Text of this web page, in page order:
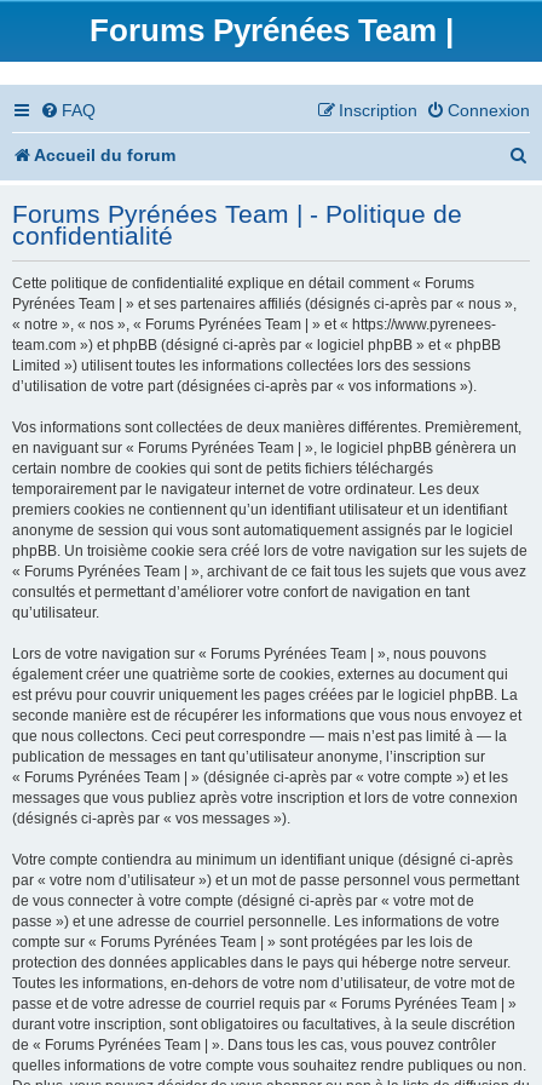
Forums Pyrénées Team |
FAQ Connexion
Inscription
Accueil du forum
h
Forums Pyrénées Team | - Politique de
confidentialité
Cette politique de confidentialité explique en détail comment « Forums
Pyrénées Team | » et ses partenaires affiliés (désignés ci-après par « nous »,
« notre », « nos », « Forums Pyrénées Team | » et « https://www.pyrenees-
team.com ») et phpBB (désigné ci-après par « logiciel phpBB » et « phpBB
Limited ») utilisent toutes les informations collectées lors des sessions
d’utilisation de votre part (désignées ci-après par « vos informations »).
Vos informations sont collectées de deux manières différentes. Premièrement,
en naviguant sur « Forums Pyrénées Team | », le logiciel phpBB génèrera un
certain nombre de cookies qui sont de petits fichiers téléchargés
temporairement par le navigateur internet de votre ordinateur. Les deux
premiers cookies ne contiennent qu’un identifiant utilisateur et un identifiant
anonyme de session qui vous sont automatiquement assignés par le logiciel
phpBB. Un troisième cookie sera créé lors de votre navigation sur les sujets de
« Forums Pyrénées Team | », archivant de ce fait tous les sujets que vous avez
consultés et permettant d’améliorer votre confort de navigation en tant
qu’utilisateur.
Lors de votre navigation sur « Forums Pyrénées Team | », nous pouvons
également créer une quatrième sorte de cookies, externes au document qui
est prévu pour couvrir uniquement les pages créées par le logiciel phpBB. La
seconde manière est de récupérer les informations que vous nous envoyez et
que nous collectons. Ceci peut correspondre — mais n’est pas limité à — la
publication de messages en tant qu’utilisateur anonyme, l’inscription sur
« Forums Pyrénées Team | » (désignée ci-après par « votre compte ») et les
messages que vous publiez après votre inscription et lors de votre connexion
(désignés ci-après par « vos messages »).
Votre compte contiendra au minimum un identifiant unique (désigné ci-après
par « votre nom d’utilisateur ») et un mot de passe personnel vous permettant
de vous connecter à votre compte (désigné ci-après par « votre mot de
passe ») et une adresse de courriel personnelle. Les informations de votre
compte sur « Forums Pyrénées Team | » sont protégées par les lois de
protection des données applicables dans le pays qui héberge notre serveur.
Toutes les informations, en-dehors de votre nom d’utilisateur, de votre mot de
passe et de votre adresse de courriel requis par « Forums Pyrénées Team | »
durant votre inscription, sont obligatoires ou facultatives, à la seule discrétion
de « Forums Pyrénées Team | ». Dans tous les cas, vous pouvez contrôler
quelles informations de votre compte vous souhaitez rendre publiques ou non.